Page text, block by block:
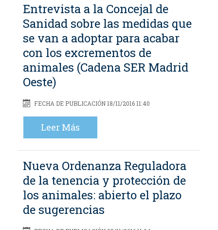
Entrevista a la Concejal de
Sanidad sobre las medidas que
se van a adoptar para acabar
con los excrementos de
animales (Cadena SER Madrid
Oeste)
FECHA DE PUBLICACIÓN 18/11/2016 11:40
Leer Más
Nueva Ordenanza Reguladora
de la tenencia y protección de
los animales: abierto el plazo
de sugerencias